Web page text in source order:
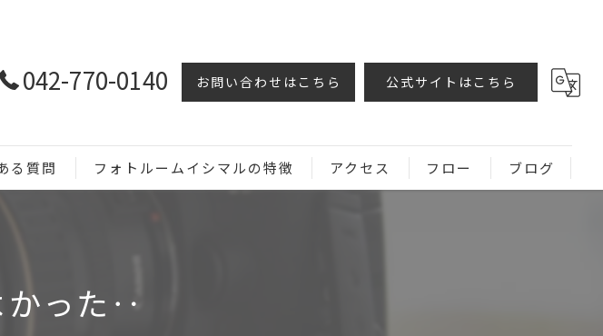
042-770-0140 お問い合わせはこちら 公式サイトはこちら
る質問 フォトルームイシマルの特徴
商品撮影
アクセス フロー ブログ
かった‥